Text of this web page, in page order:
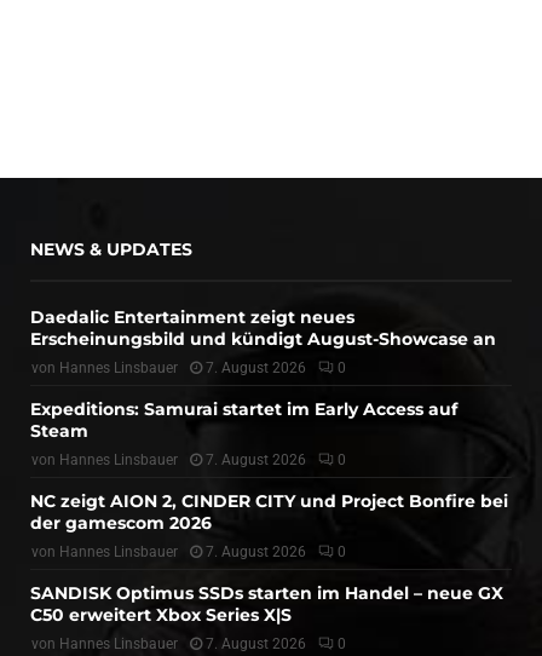
NEWS & UPDATES
Daedalic Entertainment zeigt neues
Erscheinungsbild und kündigt August-Showcase an
von Hannes Linsbauer 7. August 2026 0
Expeditions: Samurai startet im Early Access auf
Steam
von Hannes Linsbauer 7. August 2026 0
NC zeigt AION 2, CINDER CITY und Project Bonfire bei
der gamescom 2026
von Hannes Linsbauer 7. August 2026 0
SANDISK Optimus SSDs starten im Handel – neue GX
C50 erweitert Xbox Series X|S
von Hannes Linsbauer 7. August 2026 0